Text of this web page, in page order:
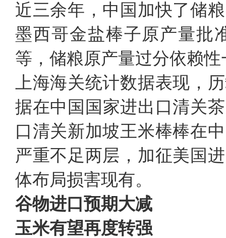
近三余年，中国加快了储
墨西哥金盐棒子原产量批
等，储粮原产量过分依赖
上海海关统计数据表现，
据在中国国家进出口清关
口清关新加坡王米棒棒在
严重不足两层，加征美国
体布局损害现有。
谷物进口预期大减
玉米有望再度转强